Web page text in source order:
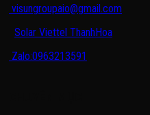
visungroupaio@gmail.com
Solar Viettel ThanhHoa
Zalo:0963213591